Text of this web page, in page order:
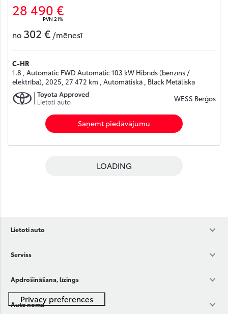
28 490 €
PVN 21%
no 302 € /mēnesī
C-HR
1.8 , Automatic FWD Automatic 103 kW Hibrīds (benzīns /
elektrība), 2025, 27 472 km , Automātiskā , Black Metāliska
WESS Berģos
Saņemt piedāvājumu
LOADING
Lietoti auto
Serviss
Apdrošināšana, līzings
Auto noma